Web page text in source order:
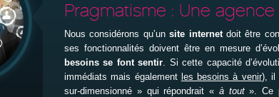
Pragmatisme : Une
Nous considérons qu’unsite internetdoit être
ses fonctionnalités doivent être en mesure
besoins se font sentir. Si cette capacité
immédiats mais également les besoins à venir), il
sur-dimensionné » qui répondrait « à tout». Ce